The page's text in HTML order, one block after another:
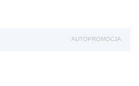
AUTOPROMOCJA